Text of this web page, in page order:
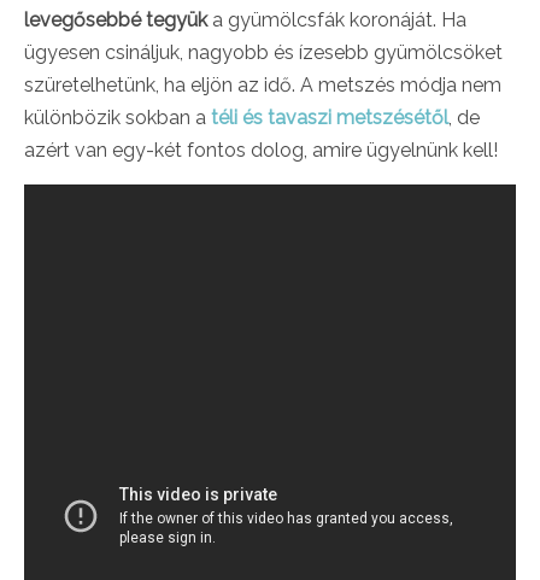
levegősebbé tegyüka gyümölcsfák koronáját. Ha
ügyesen csináljuk, nagyobb és ízesebb gyümölcsöket
szüretelhetünk, ha eljön az idő. A metszés módja nem
különbözik sokban a téli és tavaszi metszésétől, de
azért van egy-két fontos dolog, amire ügyelnünk kell!